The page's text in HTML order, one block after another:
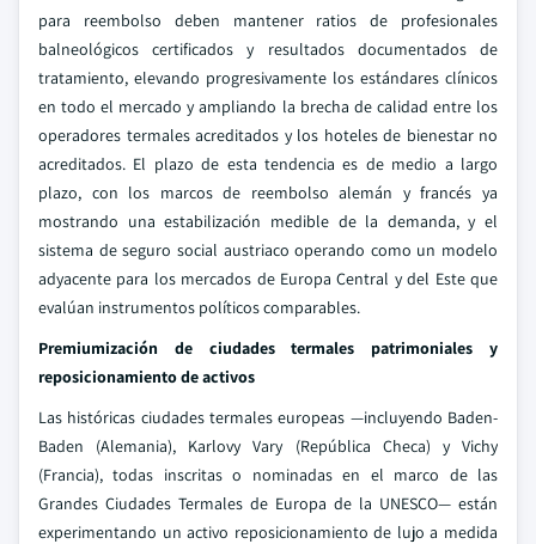
para reembolso deben mantener ratios de profesionales
balneológicos certificados y resultados documentados de
tratamiento, elevando progresivamente los estándares clínicos
en todo el mercado y ampliando la brecha de calidad entre los
operadores termales acreditados y los hoteles de bienestar no
acreditados. El plazo de esta tendencia es de medio a largo
plazo, con los marcos de reembolso alemán y francés ya
mostrando una estabilización medible de la demanda, y el
sistema de seguro social austriaco operando como un modelo
adyacente para los mercados de Europa Central y del Este que
evalúan instrumentos políticos comparables.
Premiumización de ciudades termales patrimoniales y
reposicionamiento de activos
Las históricas ciudades termales europeas —incluyendo Baden-
Baden (Alemania), Karlovy Vary (República Checa) y Vichy
(Francia), todas inscritas o nominadas en el marco de las
Grandes Ciudades Termales de Europa de la UNESCO— están
experimentando un activo reposicionamiento de lujo a medida